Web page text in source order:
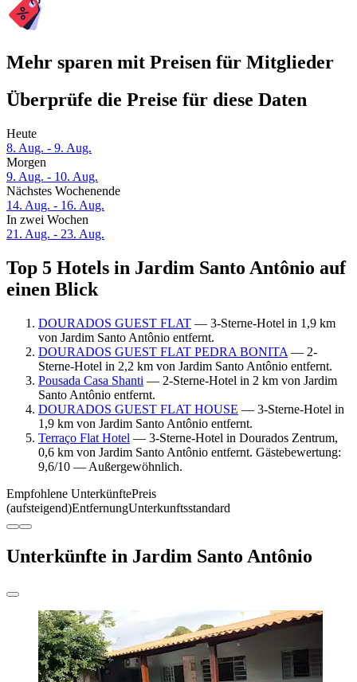
Mehr sparen mit Preisen für Mitglieder
Überprüfe die Preise für diese Daten
Heute
8. Aug. - 9. Aug.
Morgen
9. Aug. - 10. Aug.
Nächstes Wochenende
14. Aug. - 16. Aug.
In zwei Wochen
21. Aug. - 23. Aug.
Top 5 Hotels in Jardim Santo Antônio auf
einen Blick
DOURADOS GUEST FLAT — 3-Sterne-Hotel in 1,9 km
von Jardim Santo Antônio entfernt.
DOURADOS GUEST FLAT PEDRA BONITA — 2-
Sterne-Hotel in 2,2 km von Jardim Santo Antônio entfernt.
Pousada Casa Shanti — 2-Sterne-Hotel in 2 km von Jardim
Santo Antônio entfernt.
DOURADOS GUEST FLAT HOUSE — 3-Sterne-Hotel in
1,9 km von Jardim Santo Antônio entfernt.
Terraço Flat Hotel — 3-Sterne-Hotel in Dourados Zentrum,
0,6 km von Jardim Santo Antônio entfernt. Gästebewertung:
9,6/10 — Außergewöhnlich.
Empfohlene UnterkünftePreis
(aufsteigend)EntfernungUnterkunftsstandard
Unterkünfte in Jardim Santo Antônio